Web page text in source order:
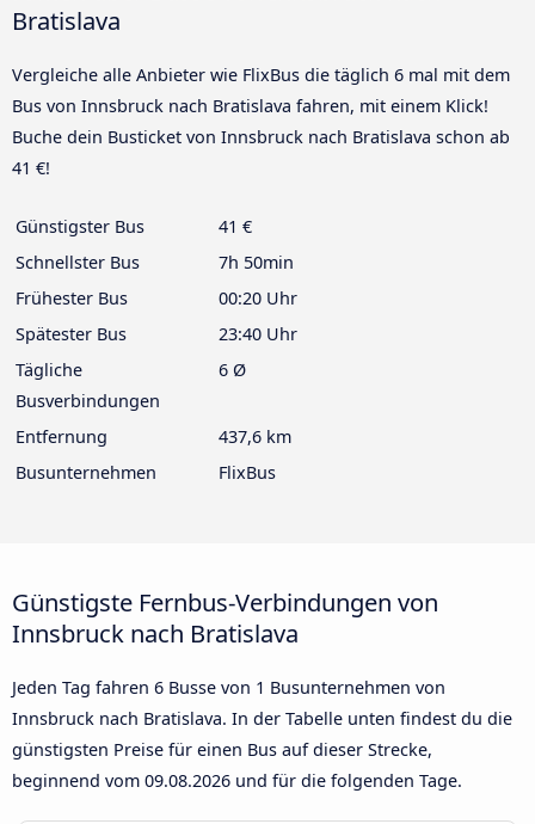
Bratislava
Vergleiche alle Anbieter wie FlixBus die täglich 6 mal mit dem
Bus von Innsbruck nach Bratislava fahren, mit einem Klick!
Buche dein Busticket von Innsbruck nach Bratislava schon ab
41 €!
Günstigster Bus
41 €
Schnellster Bus
7h 50min
Frühester Bus
00:20 Uhr
Spätester Bus
23:40 Uhr
Tägliche
Busverbindungen
6 Ø
Entfernung
437,6 km
Busunternehmen
FlixBus
Günstigste Fernbus-Verbindungen von
Innsbruck nach Bratislava
Jeden Tag fahren 6 Busse von 1 Busunternehmen von
Innsbruck nach Bratislava. In der Tabelle unten findest du die
günstigsten Preise für einen Bus auf dieser Strecke,
beginnend vom 09.08.2026 und für die folgenden Tage.